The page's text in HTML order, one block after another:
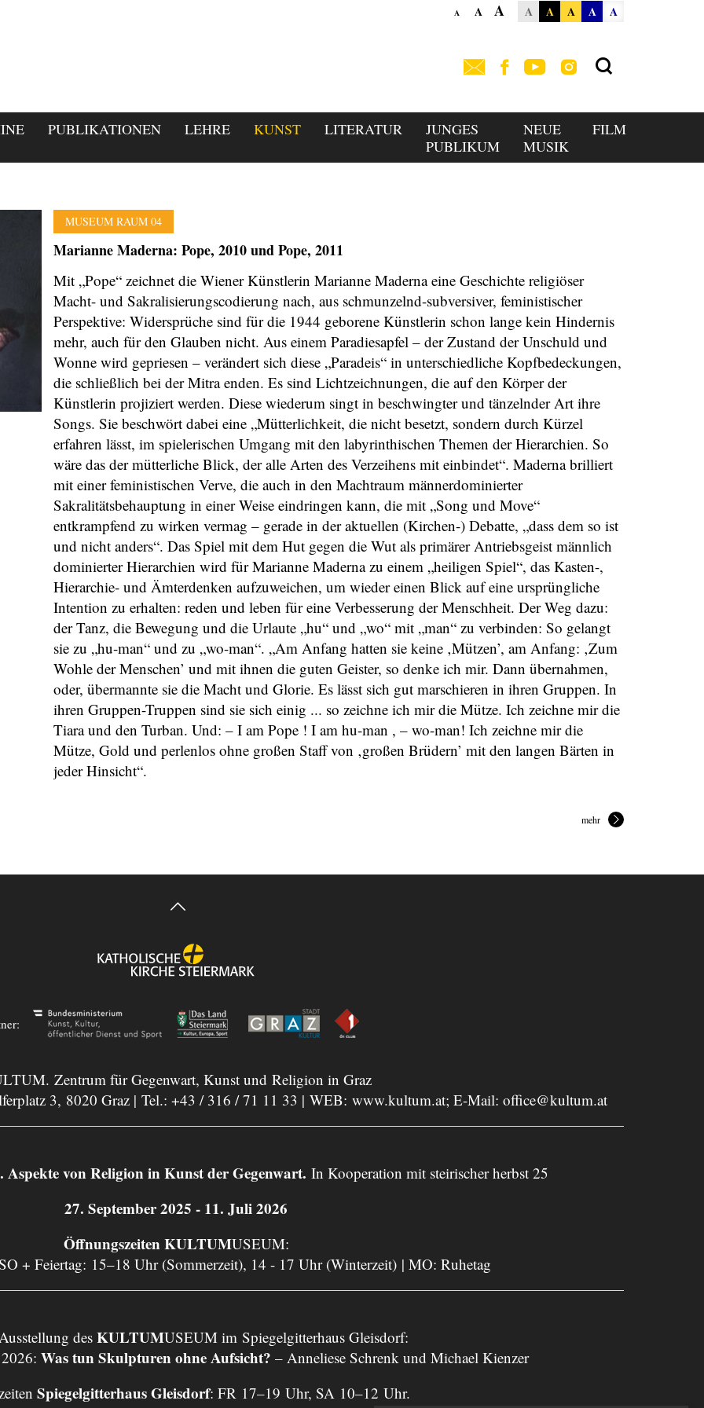
A A A A A A A A
PUBLIKATIONEN LEHRE KUNST LITERATUR
JUNGES
PUBLIKUM
NEUE
MUSIK
FILM
MUSEUM RAUM 04
Marianne Maderna: Pope, 2010 und Pope, 2011
Mit „Pope“ zeichnet die Wiener Künstlerin Marianne Maderna eine Geschichte religiöser
Macht- und Sakralisierungscodierung nach, aus schmunzelnd-subversiver, feministischer
Perspektive: Widersprüche sind für die 1944 geborene Künstlerin schon lange kein Hindernis
mehr, auch für den Glauben nicht. Aus einem Paradiesapfel – der Zustand der Unschuld und
Wonne wird gepriesen – verändert sich diese „Paradeis“ in unterschiedliche Kopfbedeckungen,
die schließlich bei der Mitra enden. Es sind Lichtzeichnungen, die auf den Körper der
Künstlerin projiziert werden. Diese wiederum singt in beschwingter und tänzelnder Art ihre
Songs. Sie beschwört dabei eine „Mütterlichkeit, die nicht besetzt, sondern durch Kürzel
erfahren lässt, im spielerischen Umgang mit den labyrinthischen Themen der Hierarchien. So
wäre das der mütterliche Blick, der alle Arten des Verzeihens mit einbindet“. Maderna brilliert
mit einer feministischen Verve, die auch in den Machtraum männerdominierter
Sakralitätsbehauptung in einer Weise eindringen kann, die mit „Song und Move“
entkrampfend zu wirken vermag – gerade in der aktuellen (Kirchen-) Debatte, „dass dem so ist
und nicht anders“. Das Spiel mit dem Hut gegen die Wut als primärer Antriebsgeist männlich
dominierter Hierarchien wird für Marianne Maderna zu einem „heiligen Spiel“, das Kasten-,
Hierarchie- und Ämterdenken aufzuweichen, um wieder einen Blick auf eine ursprüngliche
Intention zu erhalten: reden und leben für eine Verbesserung der Menschheit. Der Weg dazu:
der Tanz, die Bewegung und die Urlaute „hu“ und „wo“ mit „man“ zu verbinden: So gelangt
sie zu „hu-man“ und zu „wo-man“. „Am Anfang hatten sie keine ‚Mützen’, am Anfang: ‚Zum
Wohle der Menschen’ und mit ihnen die guten Geister, so denke ich mir. Dann übernahmen,
oder, übermannte sie die Macht und Glorie. Es lässt sich gut marschieren in ihren Gruppen. In
ihren Gruppen-Truppen sind sie sich einig ... so zeichne ich mir die Mütze. Ich zeichne mir die
Tiara und den Turban. Und: – I am Pope ! I am hu-man , – wo-man! Ich zeichne mir die
Mütze, Gold und perlenlos ohne großen Staff von ‚großen Brüdern’ mit den langen Bärten in
jeder Hinsicht“.
mehr
Zentrum für Gegenwart, Kunst und Religion in Graz
3, 8020 Graz | Tel.: +43 / 316 / 71 11 33 | WEB: www.kultum.at; E-Mail: office@kultum.at
von Religion in Kunst der Gegenwart. In Kooperation mit steirischer herbst 25
27. September 2025 - 11. Juli 2026
Öffnungszeiten KULTUMUSEUM:
+ Feiertag: 15–18 Uhr (Sommerzeit), 14 - 17 Uhr (Winterzeit) | MO: Ruhetag
des KULTUMUSEUM im Spiegelgitterhaus Gleisdorf:
Was tun Skulpturen ohne Aufsicht? – Anneliese Schrenk und Michael Kienzer
Spiegelgitterhaus Gleisdorf: FR 17–19 Uhr, SA 10–12 Uhr.